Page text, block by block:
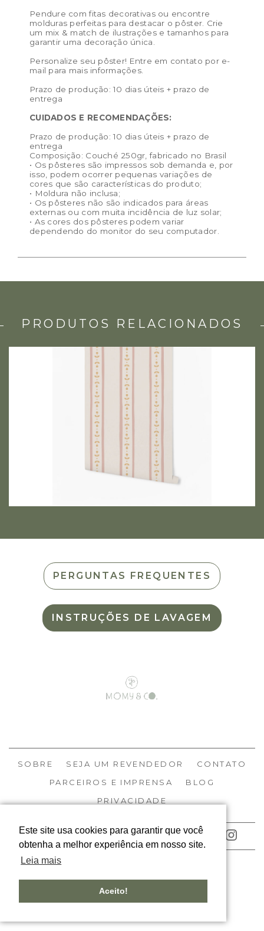
Este site usa cookies para garantir que você
obtenha a melhor experiência em nosso site.
Leia mais
Aceito!
Tamanho GG (50 x 70 cm) – preço de venda: R$ 172,00
/ preço de revenda: R$ 395,60
Cor: Menta, Nude, Verde oliva
Materiais: celulose
Dimensões das embalagem:
Dimensões do produto:
Pendure com fitas decorativas ou encontre
molduras perfeitas para destacar o pôster. Crie
um mix & match de ilustrações e tamanhos para
garantir uma decoração única.
Personalize seu pôster! Entre em contato por e-
mail para mais informações.
Prazo de produção: 10 dias úteis + prazo de
entrega
CUIDADOS E RECOMENDAÇÕES:
Prazo de produção: 10 dias úteis + prazo de
entrega
Composição: Couché 250gr, fabricado no Brasil
• Os pôsteres são impressos sob demanda e, por
isso, podem ocorrer pequenas variações de
cores que são características do produto;
• Moldura não inclusa;
• Os pôsteres não são indicados para áreas
externas ou com muita incidência de luz solar;
• As cores dos pôsteres podem variar
dependendo do monitor do seu computador.
PRODUTOS RELACIONADOS
PERGUNTAS FREQUENTES
INSTRUÇÕES DE LAVAGEM
SOBRE SEJA UM REVENDEDOR
CONTATO
PARCEIROS E IMPRENSA
BLOG
PRIVACIDADE
ACOMPANHE NOSSAS REDES
DESIGNED BY